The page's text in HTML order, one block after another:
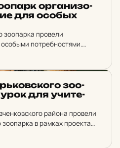
ор­га­ни­зо­
для особых
зоопарка провели
потребностями.
Международному дню
викторины и дали детям
зо­о­
для учи­те­
района провели
в рамках проекта
прошло на